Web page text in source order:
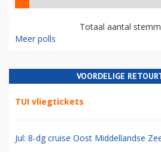
Totaal aantal
Meer polls
VOORDELIGE
TUI vliegtickets
Jul: 8-dg cruise Oost Middellandse